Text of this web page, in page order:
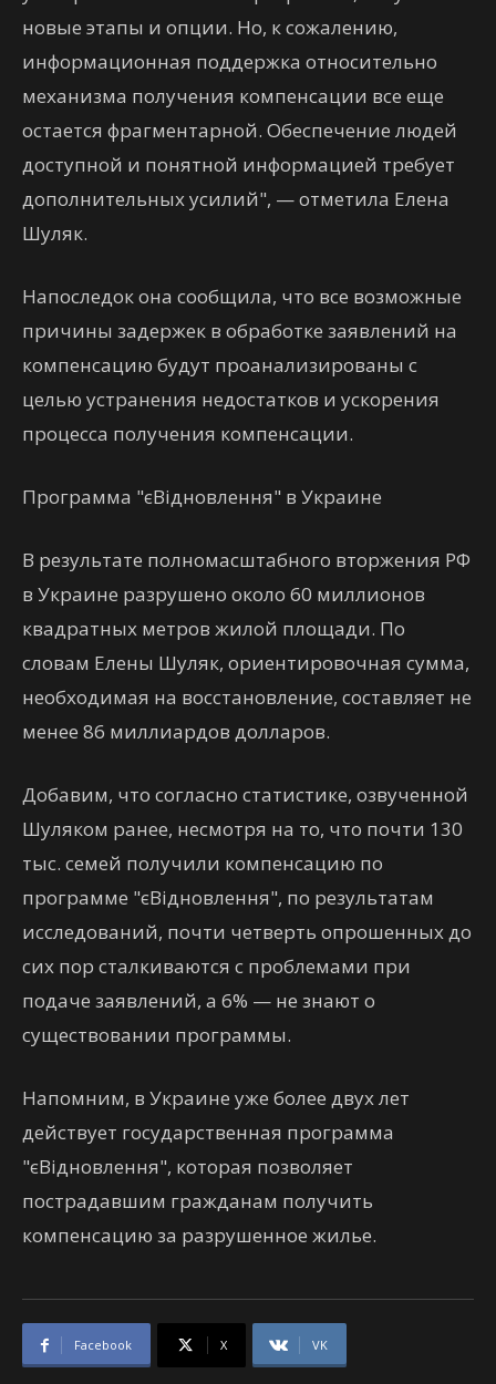
новые этапы и опции. Но, к сожалению,
информационная поддержка относительно
механизма получения компенсации все еще
остается фрагментарной. Обеспечение людей
доступной и понятной информацией требует
дополнительных усилий", — отметила Елена
Шуляк.
Напоследок она сообщила, что все возможные
причины задержек в обработке заявлений на
компенсацию будут проанализированы с
целью устранения недостатков и ускорения
процесса получения компенсации.
Программа "єВідновлення" в Украине
В результате полномасштабного вторжения РФ
в Украине разрушено около 60 миллионов
квадратных метров жилой площади. По
словам Елены Шуляк, ориентировочная сумма,
необходимая на восстановление, составляет не
менее 86 миллиардов долларов.
Добавим, что согласно статистике, озвученной
Шуляком ранее, несмотря на то, что почти 130
тыс. семей получили компенсацию по
программе "єВідновлення", по результатам
исследований, почти четверть опрошенных до
сих пор сталкиваются с проблемами при
подаче заявлений, а 6% — не знают о
существовании программы.
Напомним, в Украине уже более двух лет
действует государственная программа
"єВідновлення", которая позволяет
пострадавшим гражданам получить
компенсацию за разрушенное жилье.
Facebook X VK